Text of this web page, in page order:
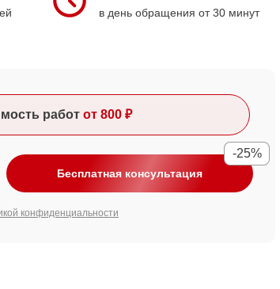
в день обращения от 30 минут
работ от 800 ₽
Бесплатная консультация
-25%
конфиденциальности